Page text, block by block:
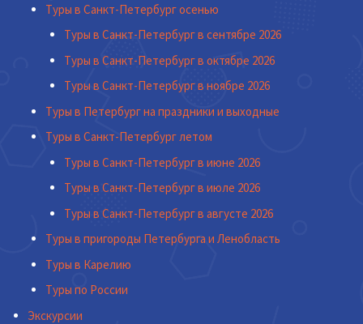
Туры в Санкт-Петербург осенью
Туры в Санкт-Петербург в сентябре 2026
Туры в Санкт-Петербург в октябре 2026
Туры в Санкт-Петербург в ноябре 2026
Туры в Петербург на праздники и выходные
Туры в Санкт-Петербург летом
Туры в Санкт-Петербург в июне 2026
Туры в Санкт-Петербург в июле 2026
Туры в Санкт-Петербург в августе 2026
Туры в пригороды Петербурга и Ленобласть
Туры в Карелию
Туры по России
Экскурсии